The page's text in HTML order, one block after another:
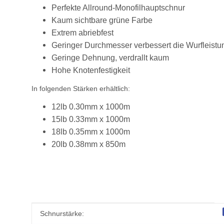
Perfekte Allround-Monofilhauptschnur
Kaum sichtbare grüne Farbe
Extrem abriebfest
Geringer Durchmesser verbessert die
Geringe Dehnung, verdrallt kaum
Hohe Knotenfestigkeit
In folgenden Stärken erhältlich:
12lb 0.30mm x 1000m
15lb 0.33mm x 1000m
18lb 0.35mm x 1000m
20lb 0.38mm x 850m
Produkteigenschaft
Wert
Schnurstärke: